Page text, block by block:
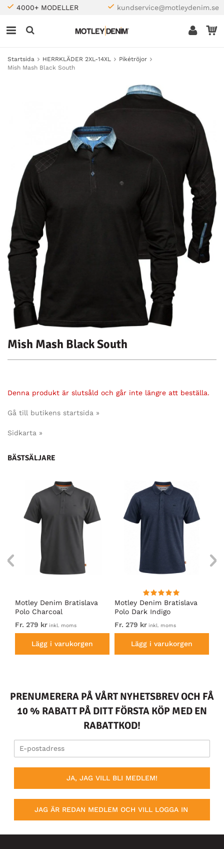
4000+ MODELLER kundservice@motleydenim.se
Startsida HERRKLÄDER 2XL-14XL
Pikétröjor
Mish Mash Black South
Mish Mash Black South
Denna produkt är slutsåld och går inte längre att beställa.
Gå till butikens startsida »
Sidkarta »
BÄSTSÄLJARE
Motley Denim Bratislava
Polo Charcoal
Fr. 279 kr inkl. moms
Lägg i varukorgen
Motley Denim Bratislava
Polo Dark Indigo
Fr. 279 kr inkl. moms
Lägg i varukorgen
PRENUMERERA PÅ VÅRT NYHETSBREV OCH FÅ
10 % RABATT PÅ DITT FÖRSTA KÖP MED EN
RABATTKOD!
JA, JAG VILL BLI MEDLEM!
JAG ÄR REDAN MEDLEM OCH VILL LOGGA IN